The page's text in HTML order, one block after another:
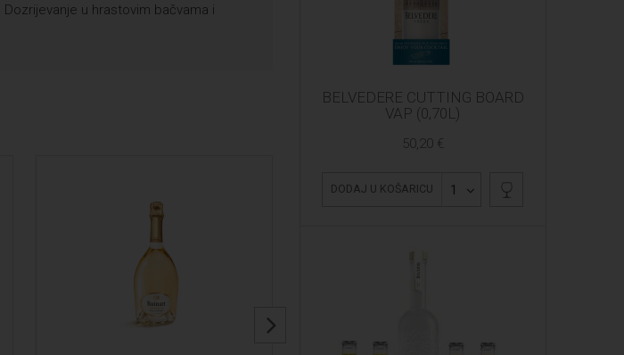
u hrastovim bačvama i
BELVEDERE CUTTING BOARD
VAP (0,70L)
50,20 €
DODAJ U KOŠARICU 1